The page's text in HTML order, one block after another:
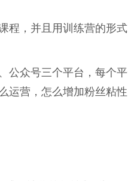
程，并且用训练营的形
公众号三个平台，每个
运营，怎么增加粉丝粘